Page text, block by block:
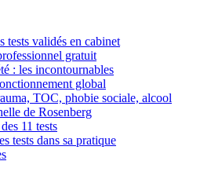
tests validés en cabinet
gratuit
: les incontournables
global
TOC, phobie sociale, alcool
de Rosenberg
11 tests
tests dans sa pratique